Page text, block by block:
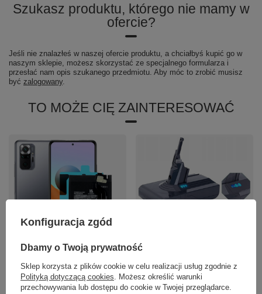
Szukasz produktu, którego nie mamy w
ofercie?
Jeśli nie znalazłeś w naszej ofercie produktu, a chciałbyś kupić go w
naszym sklepie, możesz skorzystać ze specjalnego formularza i
przesłać nam opis szukanego przedmiotu. Aby móc to zrobić musisz
być zalogowany.
TO MOŻE CIĘ ZAINTERESOWAĆ
Bateria do Xiaomi Redmi Note 10
Pro 5G / Poco X3 GT BM57 4900
mAh + Taśma
odkurzacza Dyson V8 SV10 21.6V
6000mAh
Konfiguracja zgód
Dbamy o Twoją prywatność
Sklep korzysta z plików cookie w celu realizacji usług zgodnie z
Polityką dotyczącą cookies . Możesz określić warunki
przechowywania lub dostępu do cookie w Twojej przeglądarce.